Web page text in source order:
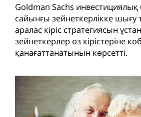
Goldman Sachs инвестициялық
сайынғы зейнеткерлікке шығу
аралас кіріс стратегиясын
зейнеткерлер өз кірістеріне
қанағаттанатынын көрсетті.